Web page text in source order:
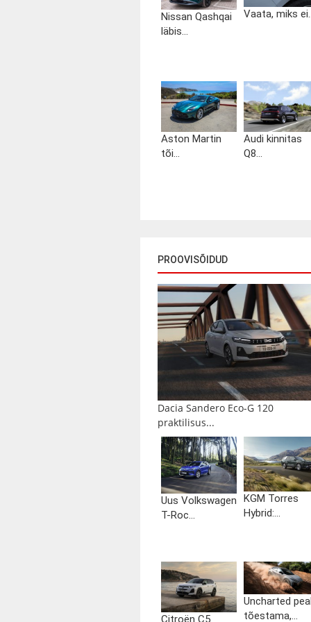
Nissan Qashqai
läbis...
Vaata, miks
Aston Martin
tõi...
Audi kinnitas
Q8...
PROOVISÕIDUD
Dacia Sandero Eco-G 120
praktilisus...
Uus Volkswagen
T-Roc...
KGM Torres
Hybrid:...
Citroën C5
Uncharted
tõestama,...